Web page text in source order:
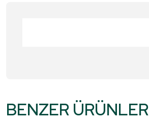
BENZER ÜRÜNLER